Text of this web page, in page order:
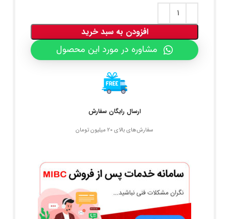
افزودن به سبد خرید
مشاوره در مورد این محصول
ارسال رایگان سفارش
سفارش‌های بالای 20 میلیون تومان